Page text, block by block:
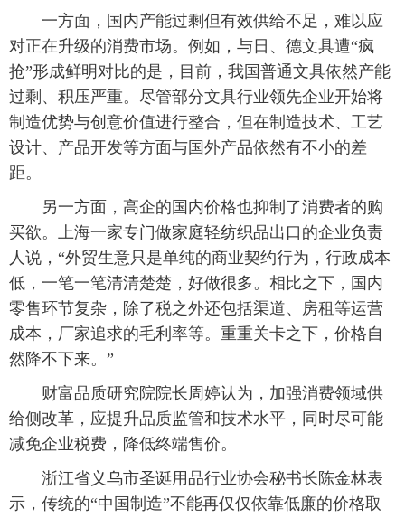
一方面，国内产能过剩但有效供给不足，难以应
对正在升级的消费市场。例如，与日、德文具遭“疯
抢”形成鲜明对比的是，目前，我国普通文具依然产能
过剩、积压严重。尽管部分文具行业领先企业开始将
制造优势与创意价值进行整合，但在制造技术、工艺
设计、产品开发等方面与国外产品依然有不小的差
距。
另一方面，高企的国内价格也抑制了消费者的购
买欲。上海一家专门做家庭轻纺织品出口的企业负责
人说，“外贸生意只是单纯的商业契约行为，行政成本
低，一笔一笔清清楚楚，好做很多。相比之下，国内
零售环节复杂，除了税之外还包括渠道、房租等运营
成本，厂家追求的毛利率等。重重关卡之下，价格自
然降不下来。”
财富品质研究院院长周婷认为，加强消费领域供
给侧改革，应提升品质监管和技术水平，同时尽可能
减免企业税费，降低终端售价。
浙江省义乌市圣诞用品行业协会秘书长陈金林表
示，传统的“中国制造”不能再仅仅依靠低廉的价格取